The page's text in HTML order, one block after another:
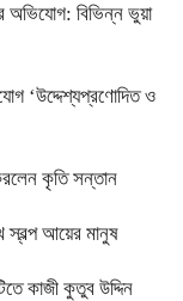
অভিযোগ: বিভিন্ন ভুয়া
‘উদ্দেশ্যপ্রণোদিত ও
করলেন কৃতি সন্তান
স্বল্প আয়ের মানুষ
কাজী কুতুব উদ্দিন